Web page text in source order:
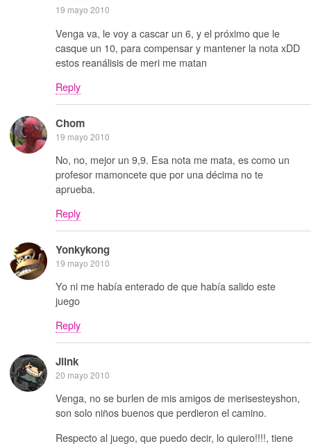
19 mayo 2010
Venga va, le voy a cascar un 6, y el próximo que le
casque un 10, para compensar y mantener la nota xDD
estos reanálisis de meri me matan
Reply
Chom
19 mayo 2010
No, no, mejor un 9,9. Esa nota me mata, es como un
profesor mamoncete que por una décima no te
aprueba.
Reply
Yonkykong
19 mayo 2010
Yo ni me había enterado de que había salido este
juego
Reply
Jlink
20 mayo 2010
Venga, no se burlen de mis amigos de merisesteyshon,
son solo niños buenos que perdieron el camino.
Respecto al juego, que puedo decir, lo quiero!!!!, tiene